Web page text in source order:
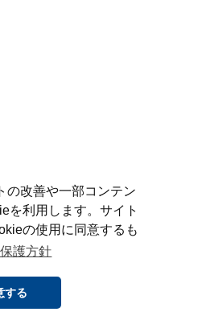
の改善や一部コンテン
を利用します。サイト
の使用に同意するも
護方針
する